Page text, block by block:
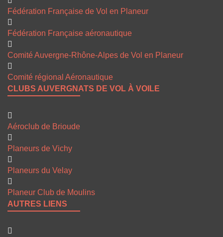
Fédération Française de Vol en Planeur
Fédération Française aéronautique
Comité Auvergne-Rhône-Alpes de Vol en Planeur
Comité régional Aéronautique
CLUBS AUVERGNATS DE VOL À VOILE
Aéroclub de Brioude
Planeurs de Vichy
Planeurs du Velay
Planeur Club de Moulins
AUTRES LIENS